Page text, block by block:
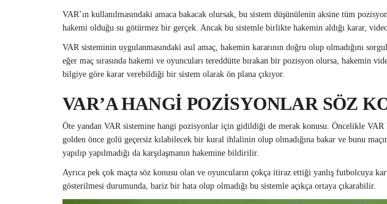
VAR’ın kullanılmasındaki amaca bakacak olursak, bu sistem düşünülenin aksine tüm
hakemi olduğu su götürmez bir gerçek. Ancak bu sistemle birlikte hakemin aldığı karar,
VAR sisteminin uygulanmasındaki asıl amaç, hakemin kararının doğru olup olmadığını
eğer maç sırasında hakemi ve oyuncuları tereddütte bırakan bir pozisyon olursa, hakemin
bilgiye göre karar verebildiği bir sistem olarak ön plana çıkıyor.
VAR’A HANGİ POZİSYONLAR SÖZ
Öte yandan VAR sistemine hangi pozisyonlar için gidildiği de merak konusu. Öncelikle
golden önce golü geçersiz kılabilecek bir kural ihlalinin olup olmadığına bakar ve bunu
yapılıp yapılmadığı da karşılaşmanın hakemine bildirilir.
Ayrıca pek çok maçta söz konusu olan ve oyuncuların çokça itiraz ettiği yanlış futbolcuya
gösterilmesi durumunda, bariz bir hata olup olmadığı bu sistemle açıkça ortaya çıkarabilir.